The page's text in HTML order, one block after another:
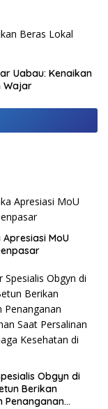
Uabau: Kenaikan
Wajar
MoU
Obgyn di
Berikan
Penanganan